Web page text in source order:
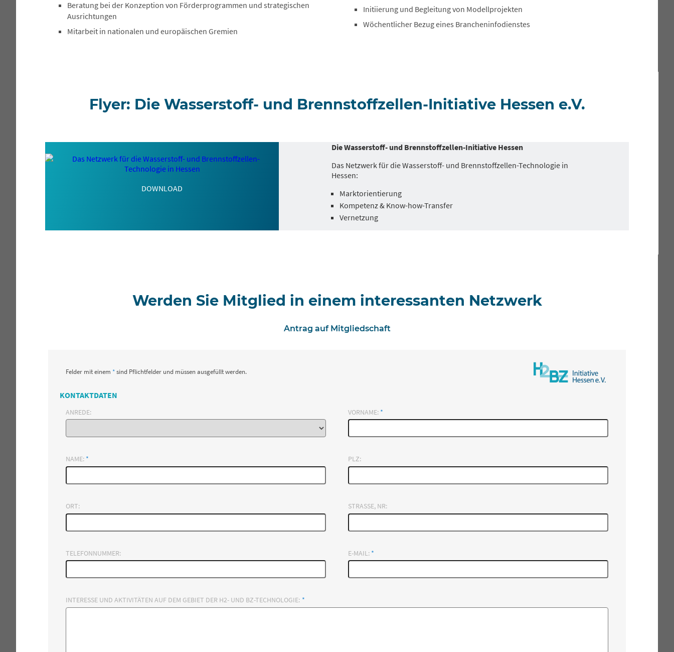
Beratung bei der Konzeption von Förderprogrammen und strategischen
Ausrichtungen
Mitarbeit in nationalen und europäischen Gremien
Initiierung und Begleitung von Modellprojekten
Wöchentlicher Bezug eines Brancheninfodienstes
Flyer: Die Wasserstoff- und Brennstoffzellen-Initiative Hessen e.V.
DOWNLOAD
Die Wasserstoff- und Brennstoffzellen-Initiative Hessen
Das Netzwerk für die Wasserstoff- und Brennstoffzellen-Technologie in
Hessen:
Marktorientierung
Kompetenz & Know-how-Transfer
Vernetzung
Werden Sie Mitglied in einem interessanten Netzwerk
Antrag auf Mitgliedschaft
Felder mit einem *sind Pflichtfelder und müssen ausgefüllt werden.
KONTAKTDATEN
ANREDE: VORNAME: *
NAME: * PLZ:
ORT: STRASSE, NR:
TELEFONNUMMER: E-MAIL: *
INTERESSE UND AKTIVITÄTEN AUF DEM GEBIET DER H2- UND BZ-TECHNOLOGIE: *